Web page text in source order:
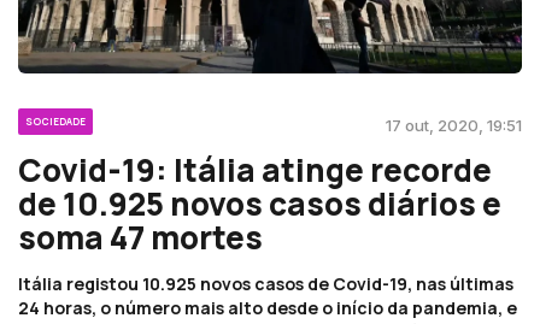
SOCIEDADE 17 out, 2020, 19:51
Covid-19: Itália atinge recorde
de 10.925 novos casos diários e
soma 47 mortes
Itália registou 10.925 novos casos de Covid-19, nas últimas
24 horas, o número mais alto desde o início da pandemia, e